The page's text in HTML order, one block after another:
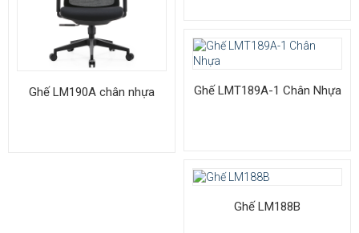
Ghế LM190A chân nhựa Ghế LMT189A-1 Chân Nhựa
Ghế LM188B